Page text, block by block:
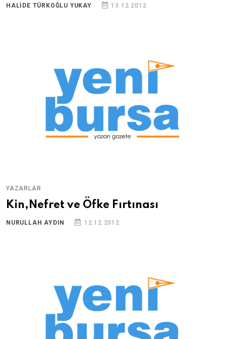
HALIDE TÜRKOĞLU YUKAY 13.12.2012
YAZARLAR
Kin,Nefret ve Öfke Fırtınası
NURULLAH AYDIN 12.12.2012